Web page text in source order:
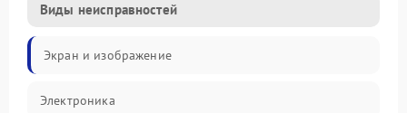
Виды неисправностей
Экран и изображение
Электроника